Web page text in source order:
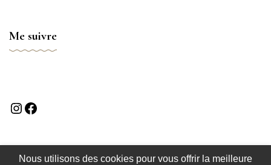
Me suivre
Nous utilisons des cookies pour vous offrir la meilleure